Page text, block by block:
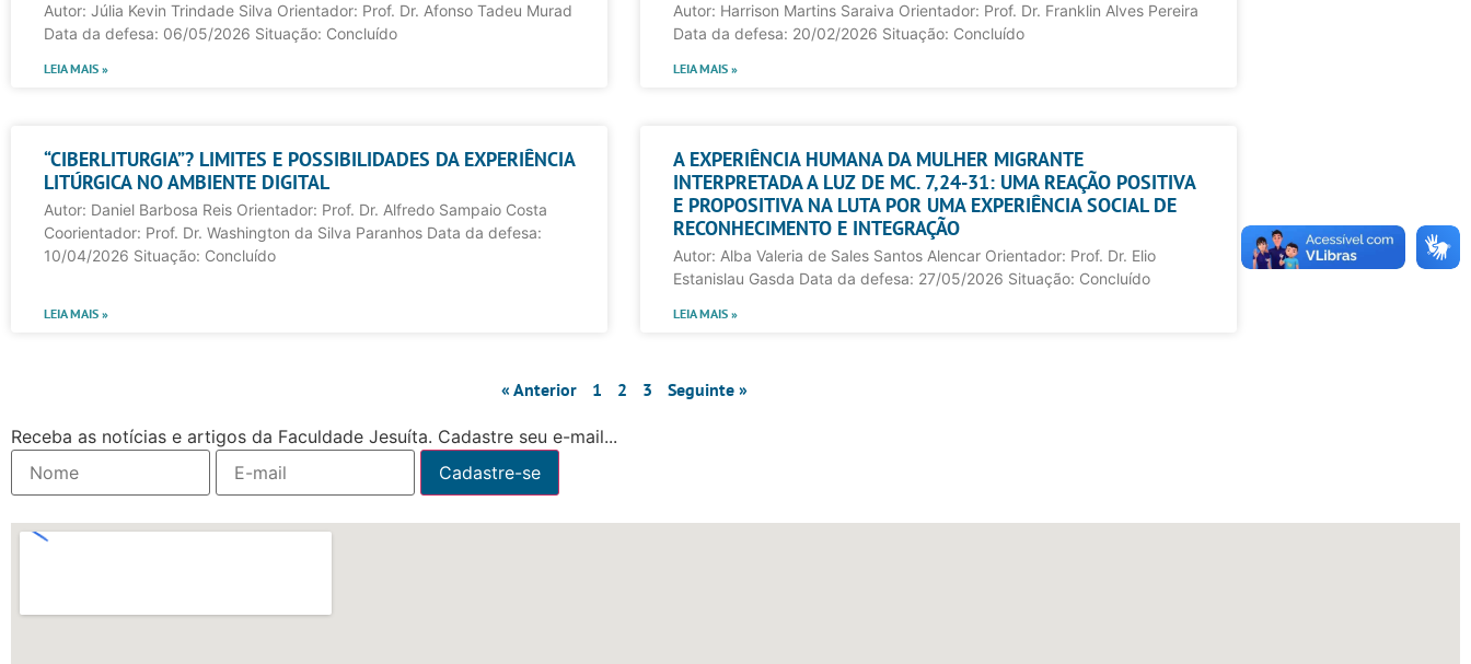
Autor: Júlia Kevin Trindade Silva Orientador: Prof. Dr. Afonso Tadeu Murad
Data da defesa: 06/05/2026 Situação: Concluído
LEIA MAIS »
Autor: Harrison Martins Saraiva Orientador: Prof. Dr. Franklin Alves Pereira
Data da defesa: 20/02/2026 Situação: Concluído
LEIA MAIS »
“CIBERLITURGIA”? LIMITES E POSSIBILIDADES DA EXPERIÊNCIA
LITÚRGICA NO AMBIENTE DIGITAL
Autor: Daniel Barbosa Reis Orientador: Prof. Dr. Alfredo Sampaio Costa
Coorientador: Prof. Dr. Washington da Silva Paranhos Data da defesa:
10/04/2026 Situação: Concluído
LEIA MAIS »
A EXPERIÊNCIA HUMANA DA MULHER MIGRANTE
INTERPRETADA A LUZ DE MC. 7,24-31: UMA REAÇÃO POSITIVA
E PROPOSITIVA NA LUTA POR UMA EXPERIÊNCIA SOCIAL DE
RECONHECIMENTO E INTEGRAÇÃO
Autor: Alba Valeria de Sales Santos Alencar Orientador: Prof. Dr. Elio
Estanislau Gasda Data da defesa: 27/05/2026 Situação: Concluído
LEIA MAIS »
« Anterior 1 2 3 Seguinte »
Receba as notícias e artigos da Faculdade Jesuíta. Cadastre seu e-mail...